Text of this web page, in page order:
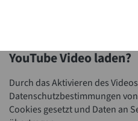
YouTube Video laden?
Durch das Aktivieren des
Datenschutzbestimmungen
Cookies gesetzt und Daten an